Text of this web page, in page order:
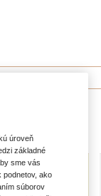
podľa § 7a a po
že podľa § 58
úroveň
základné
sme vás
podnetov, ako
súborov